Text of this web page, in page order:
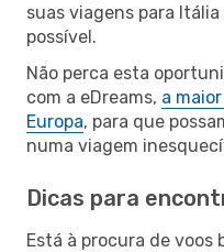
suas viagens para
possível.
Não perca esta
com a eDreams, a
Europa, para que
numa viagem
Dicas para
Está à procura de voos